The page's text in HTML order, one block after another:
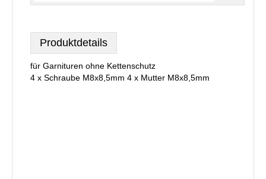
Produktdetails
für Garnituren ohne Kettenschutz
4 x Schraube M8x8,5mm 4 x Mutter M8x8,5mm